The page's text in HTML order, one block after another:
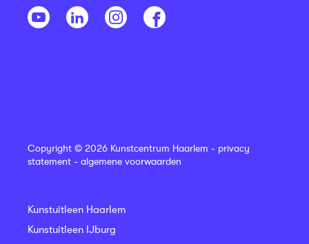
Copyright © 2026 Kunstcentrum Haarlem - privacy
statement - algemene voorwaarden
Kunstuitleen Haarlem
Kunstuitleen IJburg